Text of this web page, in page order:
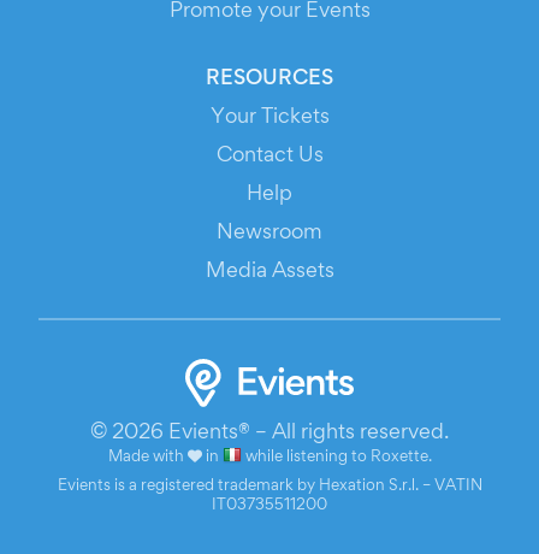
Promote your Events
RESOURCES
Your Tickets
Contact Us
Help
Newsroom
Media Assets
© 2026 Evients® – All rights reserved.
Made with in while listening to Roxette.
Evients is a registered trademark by Hexation S.r.l. – VATIN
IT03735511200